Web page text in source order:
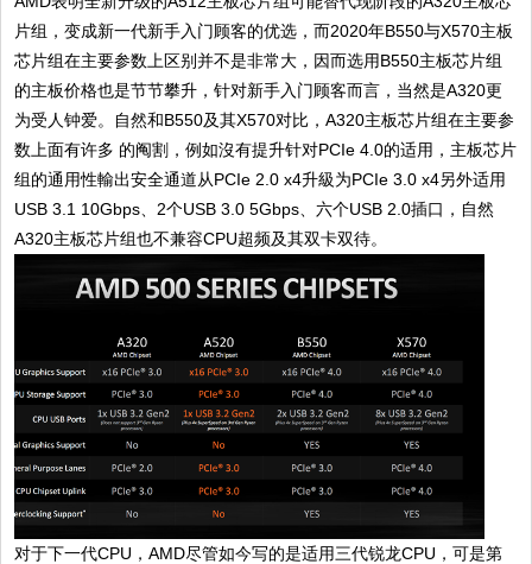
片组，变成新一代新手入门顾客的优选，而2020年B550与X570主板
芯片组在主要参数上区别并不是非常大，因而选用B550主板芯片组
的主板价格也是节节攀升，针对新手入门顾客而言，当然是A320更
为受人钟爱。自然和B550及其X570对比，A320主板芯片组在主要参
数上面有许多 的阄割，例如沒有提升针对PCIe 4.0的适用，主板芯片
组的通用性輸出安全通道从PCIe 2.0 x4升級为PCIe 3.0 x4另外适用
USB 3.1 10Gbps、2个USB 3.0 5Gbps、六个USB 2.0插口，自然
A320主板芯片组也不兼容CPU超频及其双卡双待。
对于下一代CPU，AMD尽管如今写的是适用三代锐龙CPU，可是第